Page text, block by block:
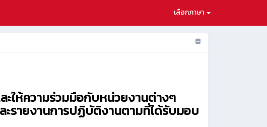
เลือกภาษา
ให้ความร่วมมือกับหน่วยงานต่างๆ
รายงานการปฏิบัติงานตามที่ได้รับมอบ